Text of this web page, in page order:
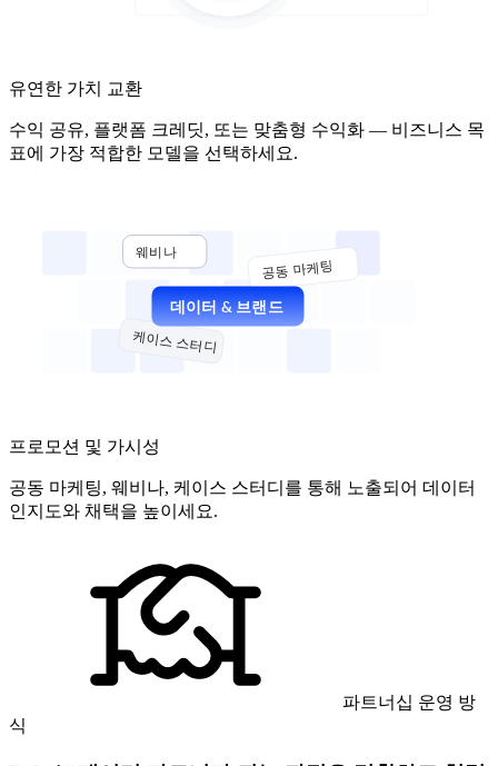
유연한 가치 교환
수익 공유, 플랫폼 크레딧, 또는 맞춤형 수익화 — 비즈니스 목
표에 가장 적합한 모델을 선택하세요.
공동 마케팅
웨비나
케이스 스터디
데이터 & 브랜드
프로모션 및 가시성
공동 마케팅, 웨비나, 케이스 스터디를 통해 노출되어 데이터
인지도와 채택을 높이세요.
파트너십 운영 방
식